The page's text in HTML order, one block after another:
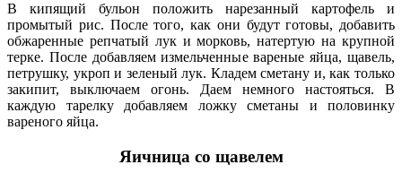
В кипящий бульон положить нарезанный картофель и
промытый рис. После того, как они будут готовы, добавить
обжаренные репчатый лук и морковь, натертую на крупной
терке. После добавляем измельченные вареные яйца, щавель,
петрушку, укроп и зеленый лук. Кладем сметану и, как только
закипит, выключаем огонь. Даем немного настояться. В
каждую тарелку добавляем ложку сметаны и половинку
вареного яйца.
Яичница со щавелем